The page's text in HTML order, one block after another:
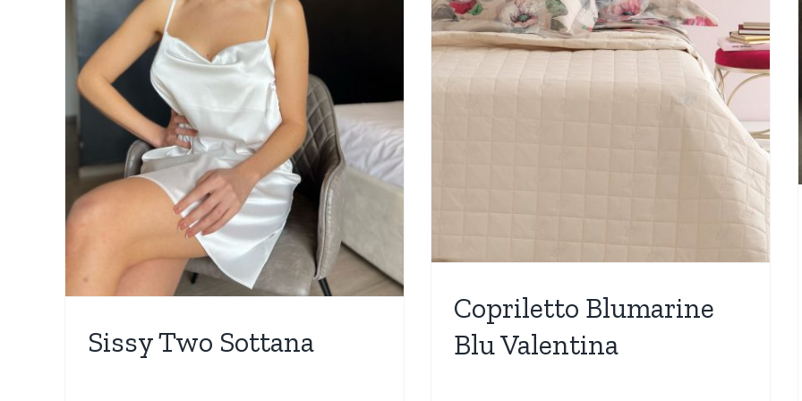
Sissy Two Sottana
Copriletto Blumarine Blu
Valentina
Camera da letto Nuovi Arrivi Trapuntino
Copriletto Blumarine
Blu Valentina
Quilt Galuchat by Fazzini
Camera da letto Nuovi Arrivi Trapuntino